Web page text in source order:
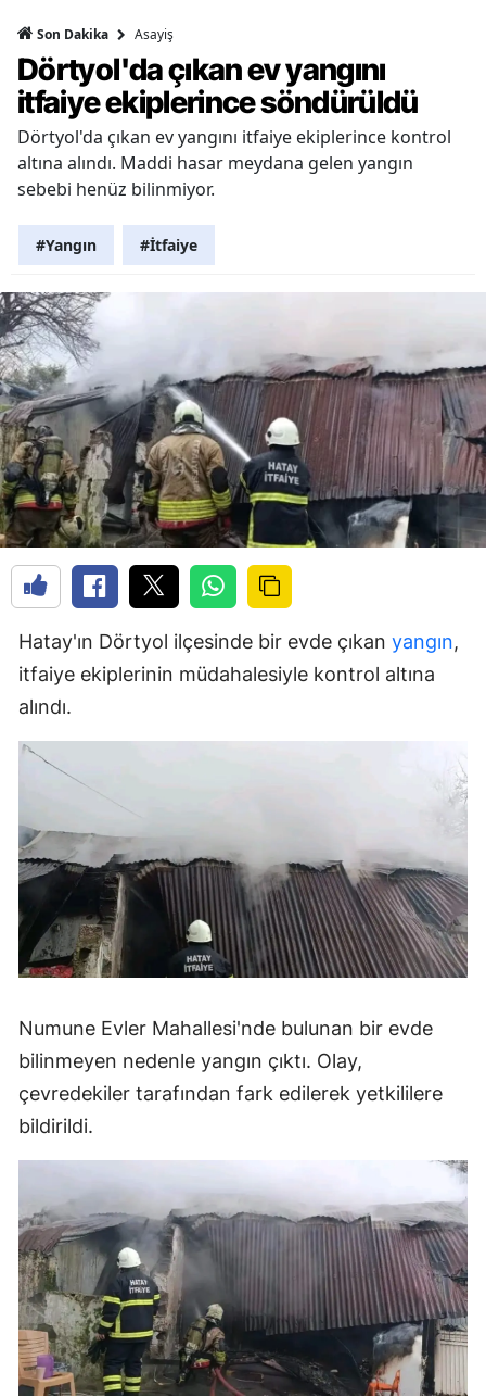
Son Dakika Asayiş
Dörtyol'da çıkan ev yangını
itfaiye ekiplerince söndürüldü
Dörtyol'da çıkan ev yangını itfaiye ekiplerince kontrol
altına alındı. Maddi hasar meydana gelen yangın
sebebi henüz bilinmiyor.
#Yangın #İtfaiye
Hatay'ın Dörtyol ilçesinde bir evde çıkan yangın,
itfaiye ekiplerinin müdahalesiyle kontrol altına
alındı.
Numune Evler Mahallesi'nde bulunan bir evde
bilinmeyen nedenle yangın çıktı. Olay,
çevredekiler tarafından fark edilerek yetkililere
bildirildi.